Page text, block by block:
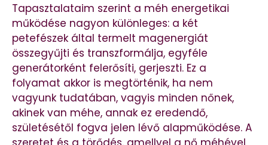
Tapasztalataim szerint a méh energetikai
működése nagyon különleges: a két
petefészek által termelt magenergiát
összegyűjti és transzformálja, egyféle
generátorként felerősíti, gerjeszti. Ez a
folyamat akkor is megtörténik, ha nem
vagyunk tudatában, vagyis minden nőnek,
akinek van méhe, annak ez eredendő,
születésétől fogva jelen lévő alapműködése. A